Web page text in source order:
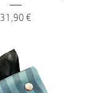
Preis
31,90 €